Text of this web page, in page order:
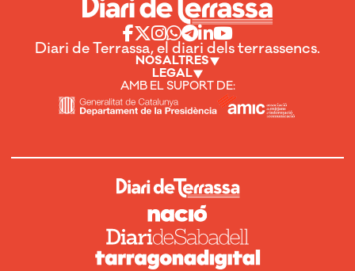
Diari de Terrassa, el diari dels terrassencs.
NOSALTRES
LEGAL
AMB EL SUPORT DE: